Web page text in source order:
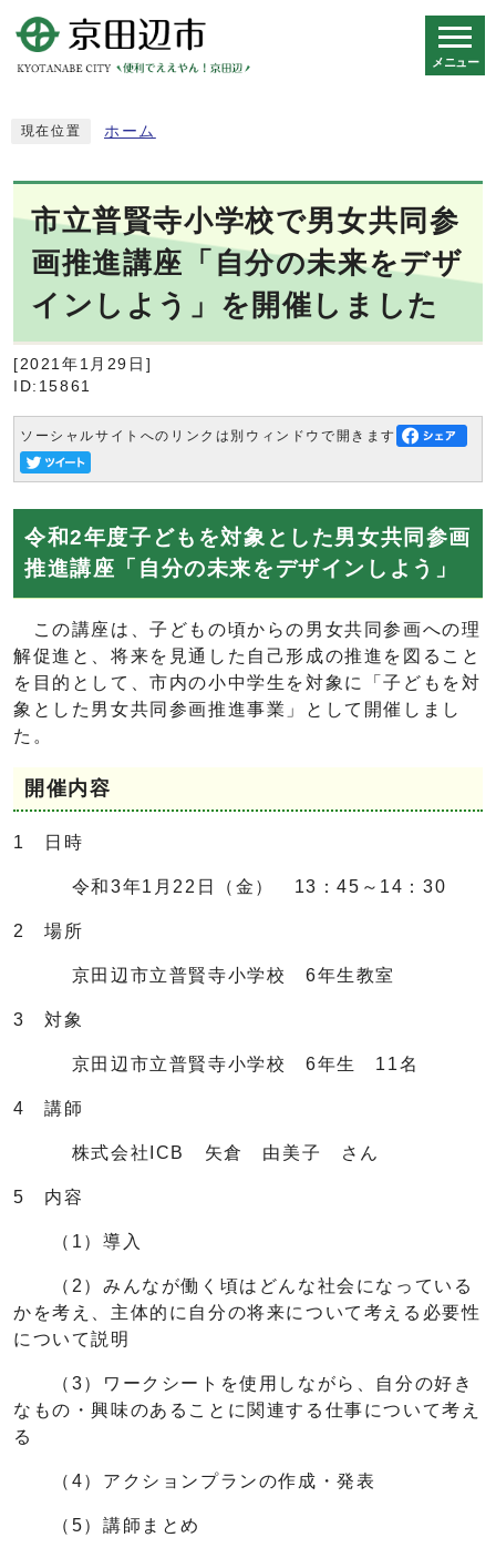
メニュー
現在位置 ホーム
市立普賢寺小学校で男女共同参
画推進講座「自分の未来をデザ
インしよう」を開催しました
[2021年1月29日]
ID:15861
ソーシャルサイトへのリンクは別ウィンドウで開きます
令和2年度子どもを対象とした男女共同参画
推進講座「自分の未来をデザインしよう」
この講座は、子どもの頃からの男女共同参画への理
解促進と、将来を見通した自己形成の推進を図ること
を目的として、市内の小中学生を対象に「子どもを対
象とした男女共同参画推進事業」として開催しまし
た。
開催内容
1 日時
令和3年1月22日（金） 13：45～14：30
2 場所
京田辺市立普賢寺小学校 6年生教室
3 対象
京田辺市立普賢寺小学校 6年生 11名
4 講師
株式会社ICB 矢倉 由美子 さん
5 内容
（1）導入
（2）みんなが働く頃はどんな社会になっている
かを考え、主体的に自分の将来について考える必要性
について説明
（3）ワークシートを使用しながら、自分の好き
なもの・興味のあることに関連する仕事について考え
る
（4）アクションプランの作成・発表
（5）講師まとめ